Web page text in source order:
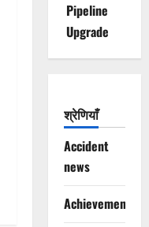
Pipeline
Upgrade
श्रेणियाँ
Accident
news
Achievements